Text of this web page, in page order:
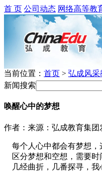
首 页 公司动态 网络高等教
当前位置： 首页 > 弘成风采
新闻搜索
唤醒心中的梦想
作者： 来源：弘成教育集团
每个人心中都会有梦想，
区分梦想和空想，需要时
几经曲折，几番探寻，